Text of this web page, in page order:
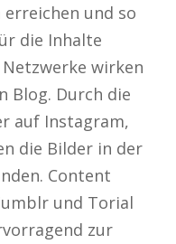
und so
die Inhalte
wirken
Blog. Durch die
auf Instagram,
die Bilder in der
Content
und Torial
zur